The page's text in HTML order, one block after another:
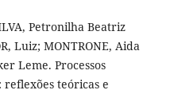
Petronilha Beatriz
Luiz; MONTRONE, Aida
Leme. Processos
reflexões teóricas e